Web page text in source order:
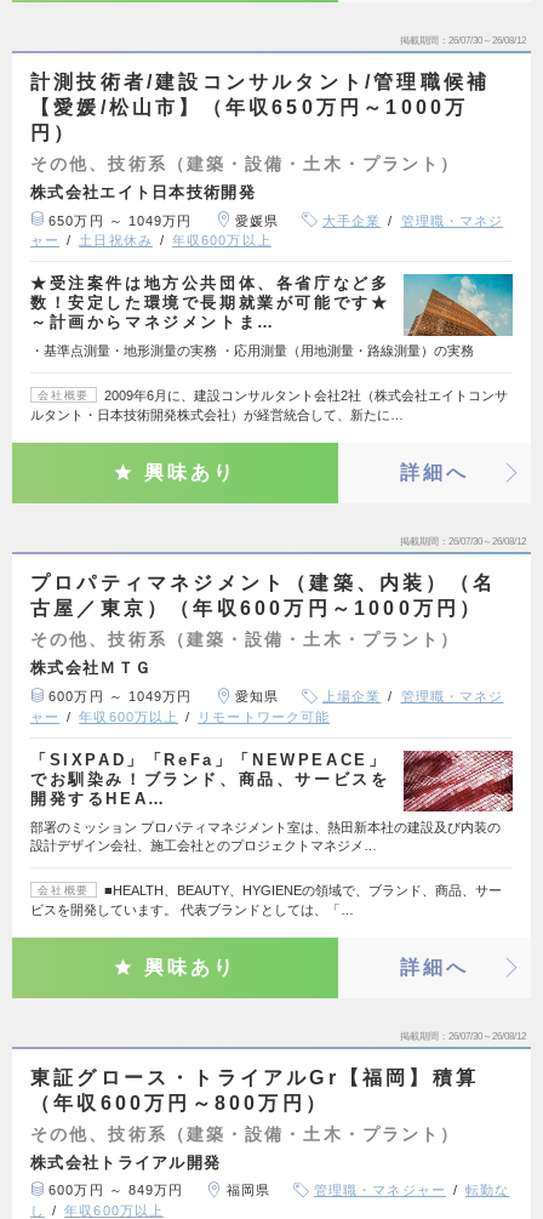
掲載期間 26/07/30～26/08/12
計測技術者/建設コンサルタント/管理職候補
【愛媛/松山市】（年収650万円～1000万
円）
その他、技術系（建築・設備・土木・プラント）
株式会社エイト日本技術開発
650万円 ～ 1049万円 愛媛県 大手企業
管理職・マネジ
ャー
土日祝休み 年収600万以上
★受注案件は地方公共団体、各省庁など多
数！安定した環境で長期就業が可能です★
～計画からマネジメントま…
・基準点測量・地形測量の実務 ・応用測量（用地測量・路線測量）の実務
会社概要
2009年6月に、建設コンサルタント会社2社（株式会社エイトコンサ
ルタント・日本技術開発株式会社）が経営統合して、新たに…
興味あり 詳細へ
掲載期間 26/07/30～26/08/12
プロパティマネジメント（建築、内装）（名
古屋／東京）（年収600万円～1000万円）
その他、技術系（建築・設備・土木・プラント）
株式会社ＭＴＧ
600万円 ～ 1049万円 愛知県 上場企業
管理職・マネジ
ャー
年収600万以上 リモートワーク可能
「SIXPAD」「ReFa」「NEWPEACE」
でお馴染み！ブランド、商品、サービスを
開発するHEA…
部署のミッション プロパティマネジメント室は、熱田新本社の建設及び内装の
設計デザイン会社、施工会社とのプロジェクトマネジメ…
会社概要
■HEALTH、BEAUTY、HYGIENEの領域で、ブランド、商品、サー
ビスを開発しています。 代表ブランドとしては、「…
興味あり 詳細へ
掲載期間 26/07/30～26/08/12
東証グロース・トライアルGr【福岡】積算
（年収600万円～800万円）
その他、技術系（建築・設備・土木・プラント）
株式会社トライアル開発
600万円 ～ 849万円 福岡県 管理職・マネジャー
転勤な
し
年収600万以上